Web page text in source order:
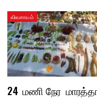
விவசாயம்
24 மணி நேர